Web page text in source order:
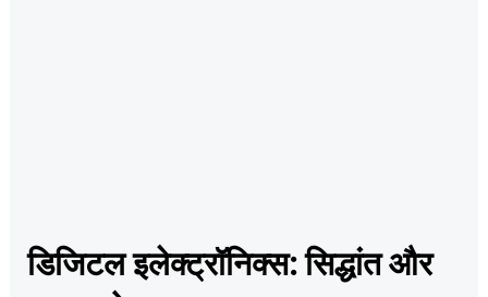
डिजिटल इलेक्ट्रॉनिक्स: सिद्धांत और